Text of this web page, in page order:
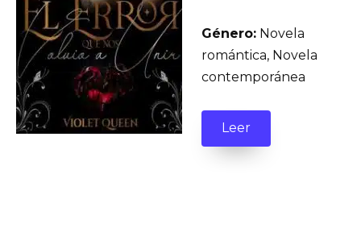
Género: Novela
romántica, Novela
contemporánea
Leer